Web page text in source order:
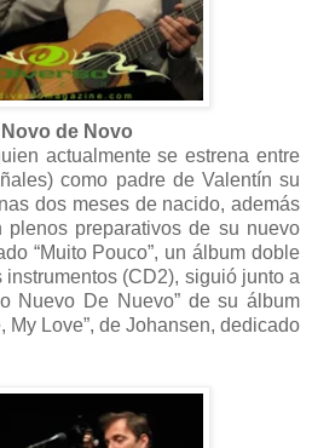
de Novo
actualmente se estrena entre
como padre de Valentín su
dos meses de nacido, además
plenos preparativos de su nuevo
“Muito Pouco”, un álbum doble
(CD2), siguió junto a
Nuevo De Nuevo” de su álbum
My Love”, de Johansen, dedicado